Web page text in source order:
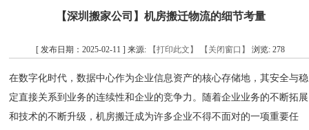
【深圳搬家公司】机房搬迁物流的细节考量
[ 发布日期：2025-02-11 ] 来源: 【打印此文】 【关闭窗口】 浏览:278
在数字化时代，数据中心作为企业信息资产的核心存储地，其安全与稳
定直接关系到业务的连续性和企业的竞争力。随着企业业务的不断拓展
和技术的不断升级，机房搬迁成为许多企业不得不面对的一项重要任